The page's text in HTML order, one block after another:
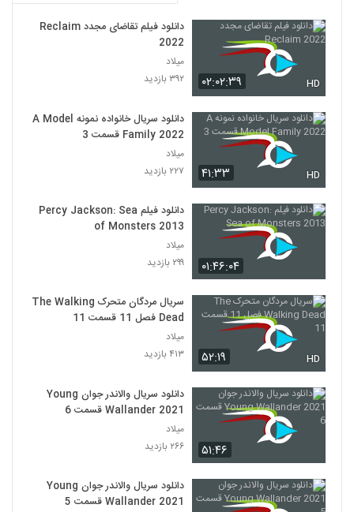
۰۲:۰۲:۳۹ HD
دانلود فیلم تقاضای مجدد Reclaim
2022
میلاد
۳۹۲ بازدید
۴۱:۳۳ HD
دانلود سریال خانواده نمونه A Model
Family 2022 قسمت 3
میلاد
۲۲۷ بازدید
۰۱:۴۶:۰۴
دانلود فیلم Percy Jackson: Sea
of Monsters 2013
میلاد
۲۹۹ بازدید
۵۲:۱۹ HD
سریال مردگان متحرک The Walking
Dead فصل 11 قسمت 11
میلاد
۴۱۳ بازدید
۵۱:۴۶
دانلود سریال والاندر جوان Young
Wallander 2021 قسمت 6
میلاد
۲۶۶ بازدید
دانلود سریال والاندر جوان Young
Wallander 2021 قسمت 5